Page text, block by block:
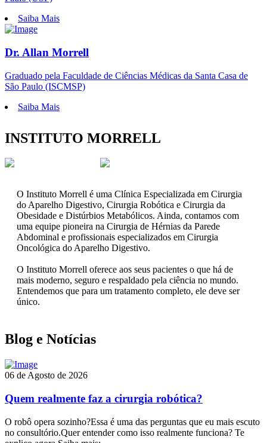
Saiba Mais
Dr. Allan Morrell
Graduado pela Faculdade de Ciências Médicas da Santa Casa de
São Paulo (ISCMSP)
Saiba Mais
INSTITUTO MORRELL
O Instituto Morrell é uma Clínica Especializada em Cirurgia
do Aparelho Digestivo, Cirurgia Robótica e Cirurgia da
Obesidade e Distúrbios Metabólicos. Ainda, contamos com
uma equipe pioneira na Cirurgia de Hérnias da Parede
Abdominal e profissionais especializados em Cirurgia
Oncológica do Aparelho Digestivo.
O Instituto Morrell oferece aos seus pacientes o que há de
mais moderno, seguro e respaldado pela ciência no mundo.
Entendemos que para um tratamento completo, ele deve ser
único.
Blog e Notícias
06 de Agosto de 2026
Quem realmente faz a cirurgia robótica?
O robô opera sozinho?Essa é uma das perguntas que eu mais escuto
no consultório.Quer entender como isso realmente funciona? Te